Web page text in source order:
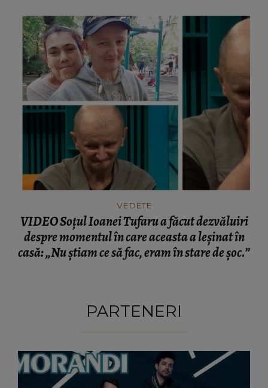
VEDETE
VIDEO Soțul Ioanei Tufaru a făcut dezvăluiri
despre momentul în care aceasta a leșinat în
casă: „Nu știam ce să fac, eram în stare de șoc.”
PARTENERI